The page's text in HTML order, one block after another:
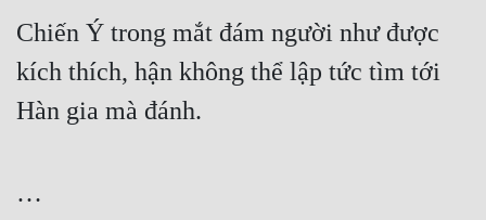
Chiến Ý trong mắt đám người như được
kích thích, hận không thể lập tức tìm tới
Hàn gia mà đánh.
…